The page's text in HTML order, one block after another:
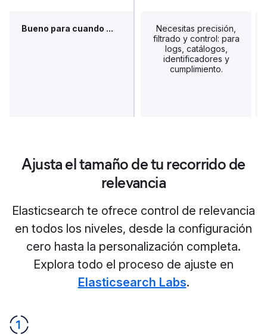
Bueno para cuando ...
Necesitas precisión,
filtrado y control: para
logs, catálogos,
identificadores y
cumplimiento.
Ajusta el tamaño de tu recorrido de
relevancia
Elasticsearch te ofrece control de relevancia
en todos los niveles, desde la configuración
cero hasta la personalización completa.
Explora todo el proceso de ajuste en
Elasticsearch Labs.